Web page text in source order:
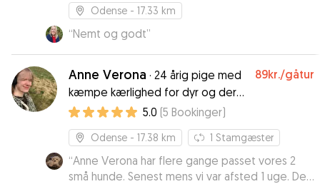
Odense - 17.33 km
“Nemt og godt”
Anne Verona · 24 årig pige med
kæmpe kærlighed for dyr og deres
velfærd i Odense
89kr./gåtur
5.0 (5 Bookinger)
Odense - 17.38 km 1 Stamgæster
“Anne Verona har flere gange passet vores 2
små hunde. Senest mens vi var afsted 1 uge. De